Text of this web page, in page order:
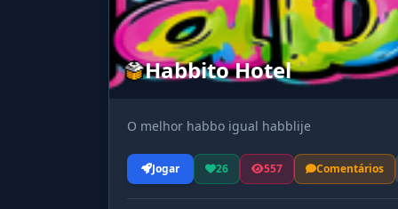
Habbito Hotel
O melhor habbo igual habblije
Jogar 26 557 Comentários